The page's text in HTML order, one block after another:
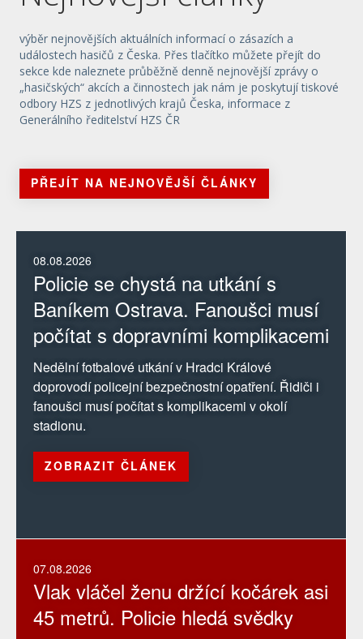
výběr nejnovějších aktuálních informací o zásazích a
událostech hasičů z Česka. Přes tlačítko můžete přejít do
sekce kde naleznete průběžně denně nejnovější zprávy o
„hasičských“ akcích a činnostech jak nám je poskytují tiskové
odbory HZS z jednotlivých krajů Česka, informace z
Generálního ředitelství HZS ČR
PŘEJÍT NA NEJNOVĚJŠÍ ČLÁNKY
08.08.2026
Policie se chystá na utkání s
Baníkem Ostrava. Fanoušci musí
počítat s dopravními komplikacemi
Nedělní fotbalové utkání v Hradci Králové
doprovodí policejní bezpečnostní opatření. Řidiči i
fanoušci musí počítat s komplikacemi v okolí
stadionu.
ZOBRAZIT ČLÁNEK
07.08.2026
Vlak vláčel ženu držící kočárek asi
45 metrů. Policie hledá svědky